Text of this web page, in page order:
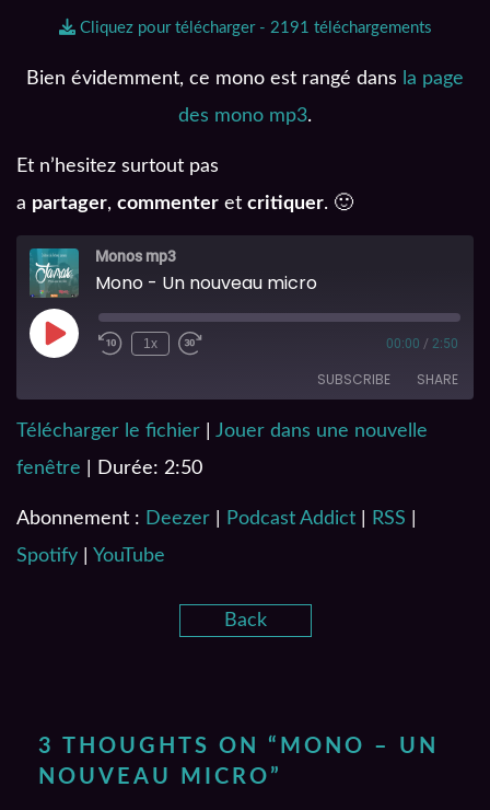
Cliquez pour télécharger - 2191 téléchargements
Bien évidemment, ce mono est rangé dans la page
des mono mp3.
Et n’hesitez surtout pas
a partager, commenter et critiquer. 🙂
Monos mp3
Mono - Un nouveau micro
1x 00:00 / 2:50
SUBSCRIBE SHARE
RSS
YouTube
RSS FEED
Télécharger le fichier
Jouer dans une nouvelle
fenêtre
Durée: 2:50
Abonnement : Deezer Podcast Addict RSS
Spotify
YouTube
Back
3 THOUGHTS ON “ MONO – UN
NOUVEAU MICRO ”